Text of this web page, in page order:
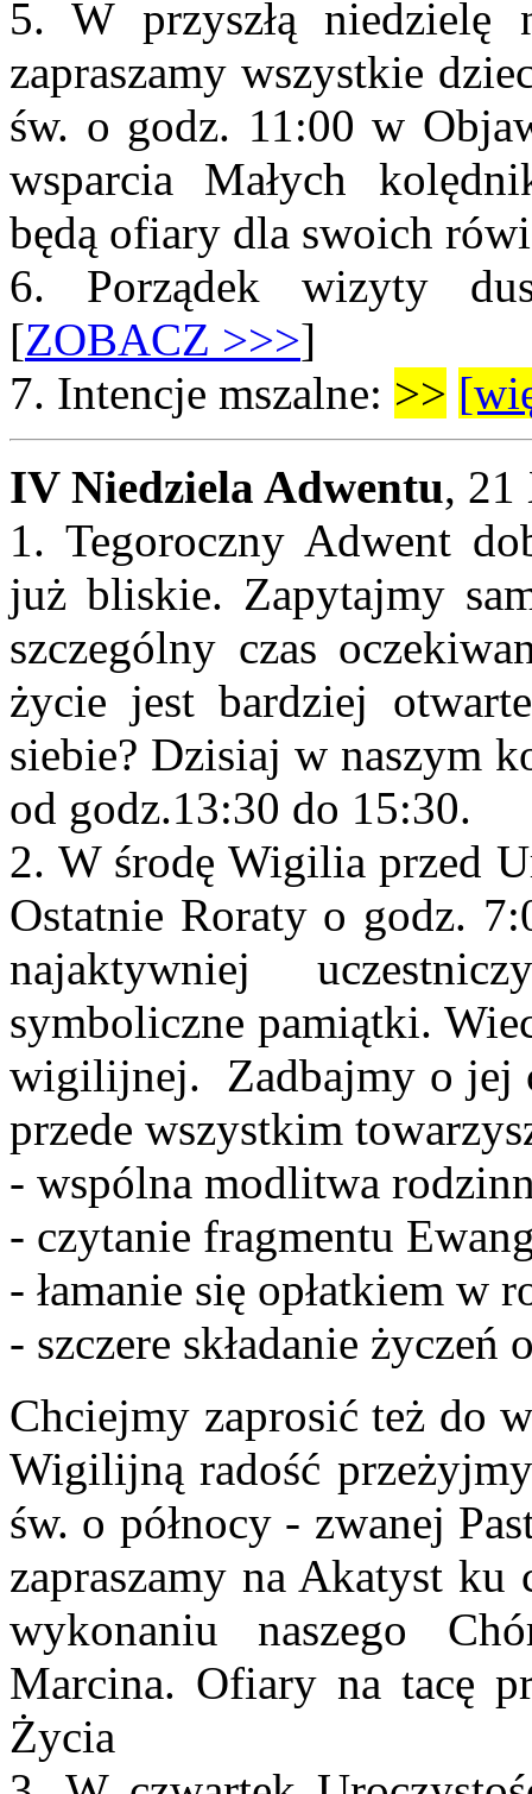
5. W przyszłą
zapraszamy wszystkie
św. o godz. 11:00 w
wsparcia Małych
będą ofiary dla swoich
6. Porządek wizyty
[ZOBACZ >>>]
7. Intencje mszalne: >>
IV Niedziela Adwentu,
1. Tegoroczny Adwent
już bliskie. Zapytajmy
szczególny czas
życie jest bardziej
siebie? Dzisiaj w naszym
od godz.13:30 do 15:30.
2. W środę Wigilia przed
Ostatnie Roraty o godz.
najaktywniej
symboliczne pamiątki.
wigilijnej. Zadbajmy o jej
przede wszystkim
- wspólna modlitwa
- czytanie fragmentu
- łamanie się opłatkiem w
- szczere składanie
Chciejmy zaprosić też do
Wigilijną radość
św. o północy - zwanej
zapraszamy na Akatyst
wykonaniu naszego
Marcina. Ofiary na tacę
Życia